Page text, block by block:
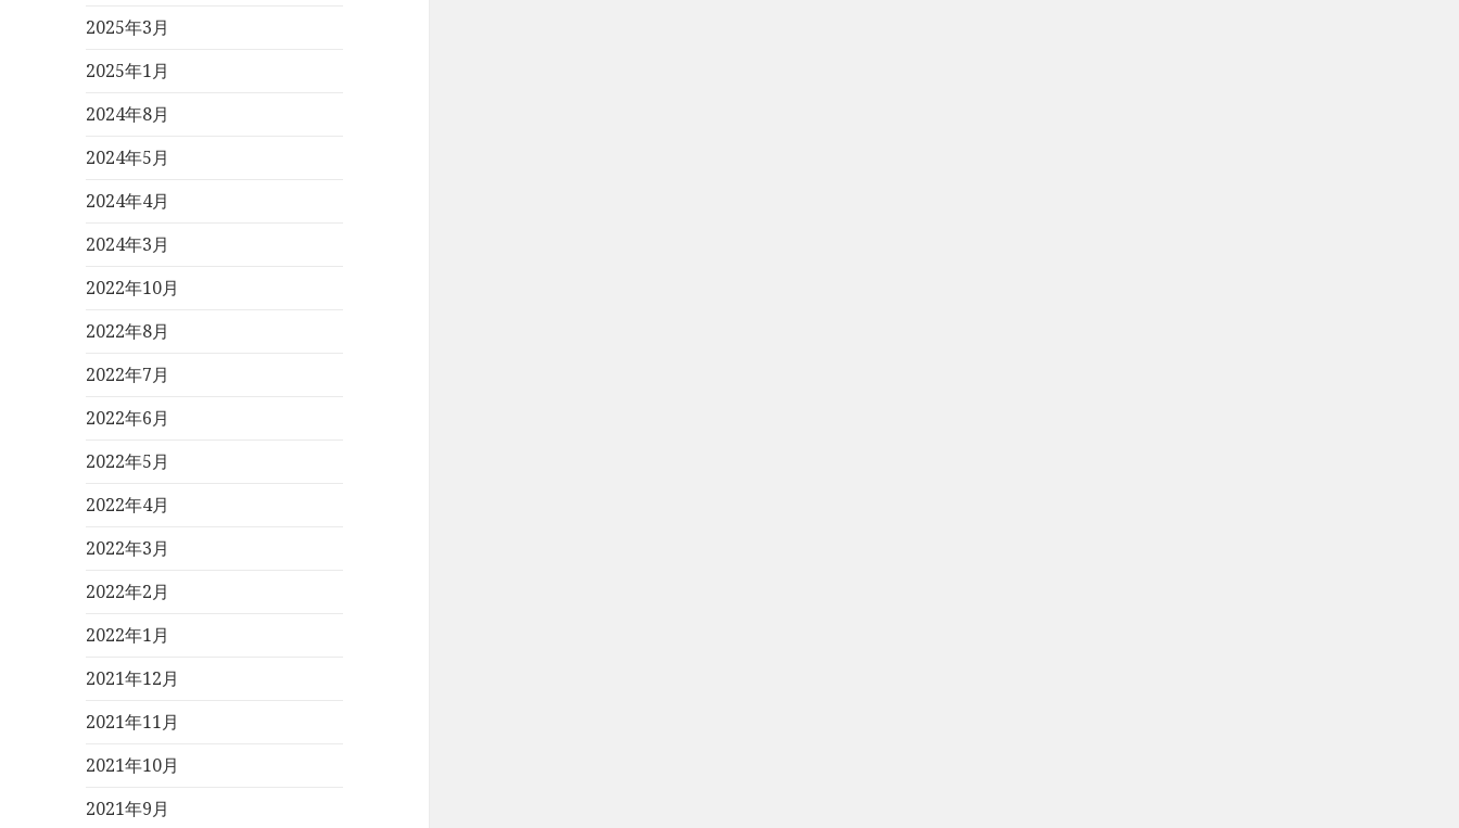
2025年3月
2025年1月
2024年8月
2024年5月
2024年4月
2024年3月
2022年10月
2022年8月
2022年7月
2022年6月
2022年5月
2022年4月
2022年3月
2022年2月
2022年1月
2021年12月
2021年11月
2021年10月
2021年9月